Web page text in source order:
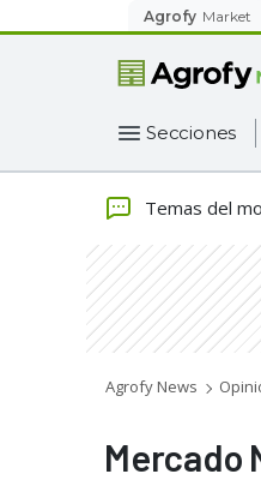
Agrofy Market
Secciones
Temas del
Agrofy News
Mercado